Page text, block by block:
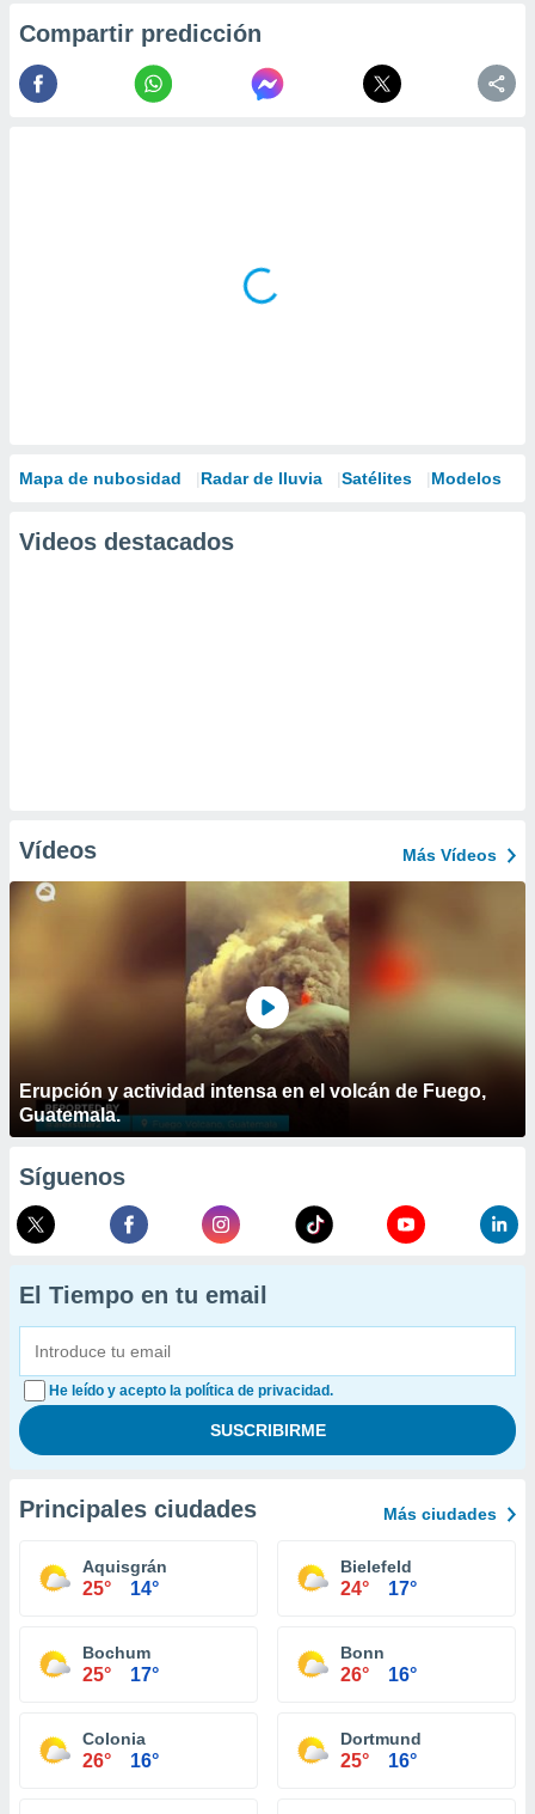
Compartir predicción
Mapa de nubosidad Radar de lluvia Satélites Modelos
Videos destacados
Vídeos Más Vídeos
Erupción y actividad intensa en el volcán de Fuego,
Guatemala.
Síguenos
El Tiempo en tu email
He leído y acepto la política de privacidad.
Principales ciudades Más ciudades
Aquisgrán
25° 14°
Bielefeld
24° 17°
Bochum
25° 17°
Bonn
26° 16°
Colonia
26° 16°
Dortmund
25° 16°